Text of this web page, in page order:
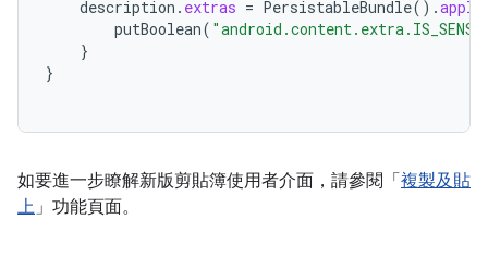
description . extras = PersistableBundle().apply
putBoolean(
}
}
如要進一步瞭解新版剪貼簿使用者介面，請參閱「複製及貼
上 」功能頁面。